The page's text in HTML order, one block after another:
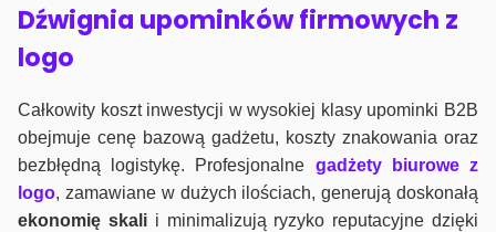
Dźwignia upominków firmowych z
logo
Całkowity koszt inwestycji w wysokiej klasy upominki B2B
obejmuje cenę bazową gadżetu, koszty znakowania oraz
bezbłędną logistykę. Profesjonalne gadżety biurowe z
logo, zamawiane w dużych ilościach, generują doskonałą
ekonomię skalii minimalizują ryzyko reputacyjne dzięki